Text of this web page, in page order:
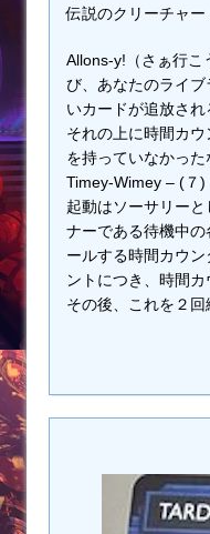
伝説のクリーチャ
Allons-y!（さぁ行こ
び、あなたのライ
いカードが追放され
それの上に時間カ
を持っていなかった
Timey-Wimey – (７)
起動はソーサリー
ナーである待機中
ールする時間カウ
ントにつき、時間カ
その後、これを２回